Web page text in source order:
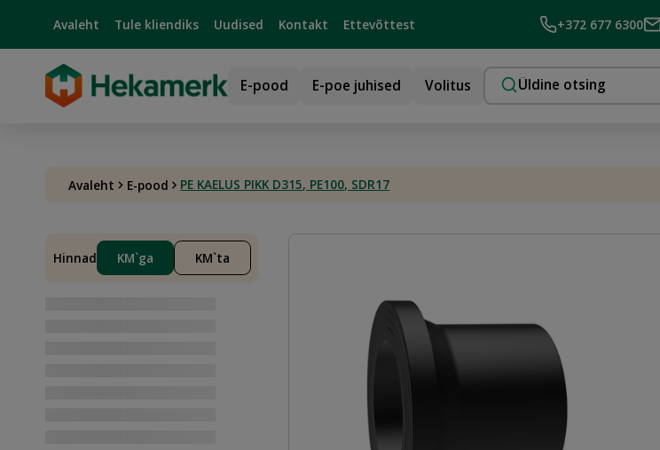
Avaleht Tule kliendiks Uudised Kontakt Ettevõttest +372 677 6300
E-pood E-poe juhised Volitus
Avaleht E-pood PE KAELUS PIKK D315, PE100, SDR17
Hinnad KM`ga KM`ta